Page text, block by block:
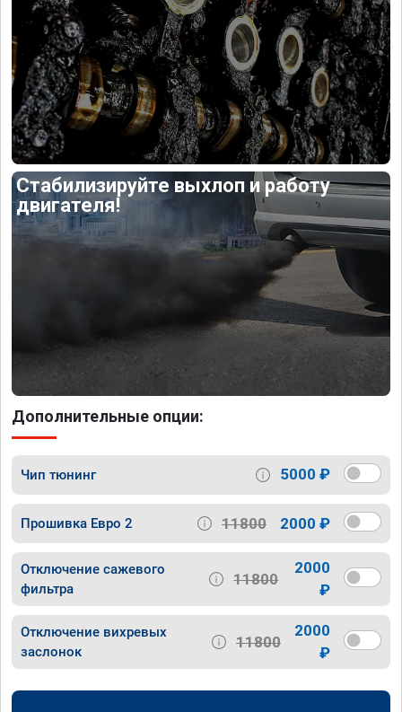
Стабилизируйте выхлоп и работу
двигателя!
Дополнительные опции:
Чип тюнинг 5000 ₽
Прошивка Евро 2 11800 2000 ₽
Отключение сажевого
фильтра
11800
2000
₽
Отключение вихревых
заслонок
11800
2000
₽